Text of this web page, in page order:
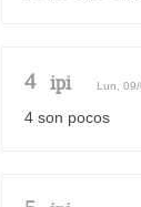
4 ipi Lun,
4 son pocos